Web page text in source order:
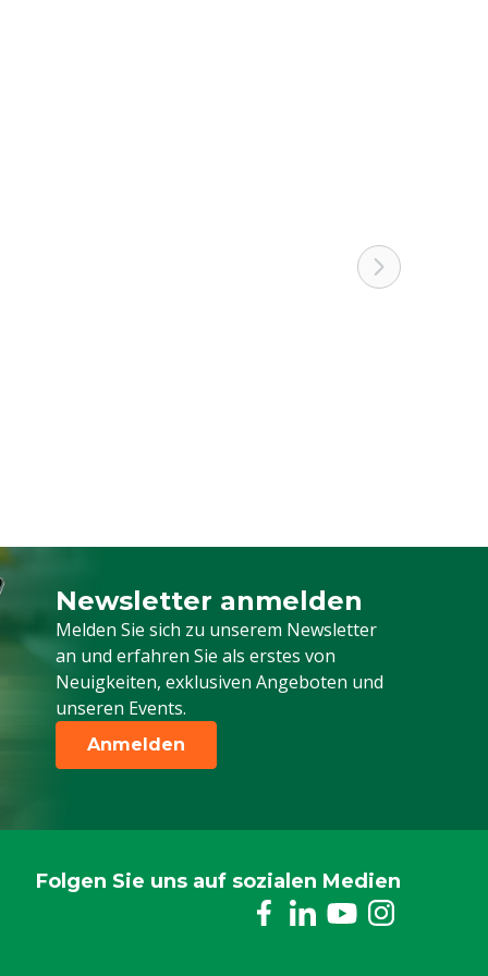
Newsletter anmelden
Melden Sie sich zu unserem Newsletter
an und erfahren Sie als erstes von
Neuigkeiten, exklusiven Angeboten und
unseren Events.
Melden Sie sich für unseren Newsletter
Anmelden
Folgen Sie uns auf sozialen Medien